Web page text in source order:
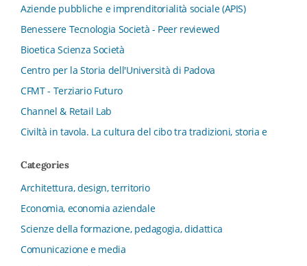
Aziende pubbliche e imprenditorialità sociale (APIS)
Benessere Tecnologia Società - Peer reviewed
Bioetica Scienza Società
Centro per la Storia dell'Università di Padova
CFMT - Terziario Futuro
Channel & Retail Lab
Civiltà in tavola. La cultura del cibo tra tradizioni, storia e
Collana del Dipartimento di Scienze Aziendali, Management
dell’Economia Università di Bologna
Collana di Clinica della formazione
Categories
Architettura, design, territorio
Economia, economia aziendale
Scienze della formazione, pedagogia, didattica
Comunicazione e media